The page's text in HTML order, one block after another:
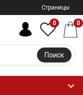
Страницы
Поиск
0 0